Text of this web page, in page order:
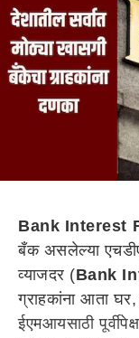
Bank Interest
बँक असलेल्या
व्याजदर (Bank
ग्राहकांना आता घर,
ईएमआयसाठी